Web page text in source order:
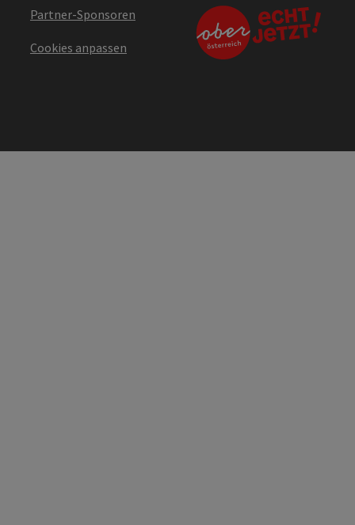
Partner-Sponsoren
Cookies anpassen